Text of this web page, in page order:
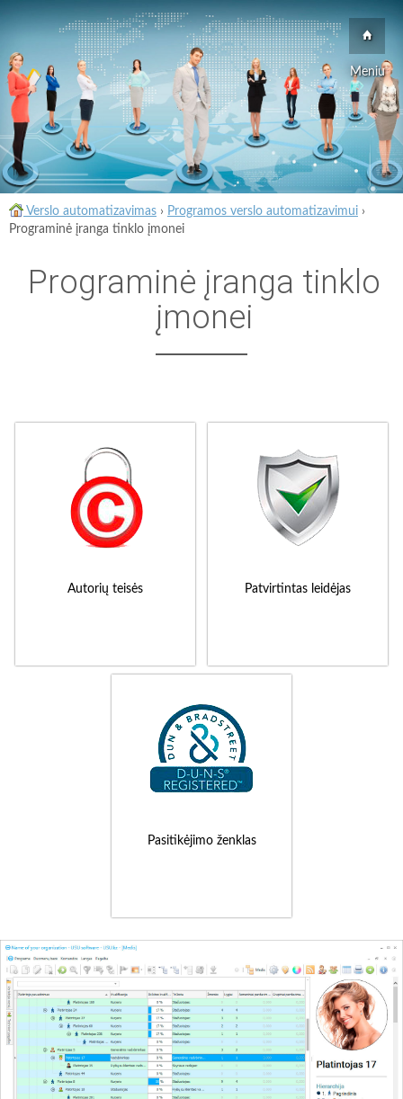
Meniu
Verslo automatizavimas › Programos verslo automatizavimui ›
Programinė įranga tinklo įmonei
Programinė įranga tinklo
įmonei
Autorių teisės Patvirtintas leidėjas
Pasitikėjimo ženklas